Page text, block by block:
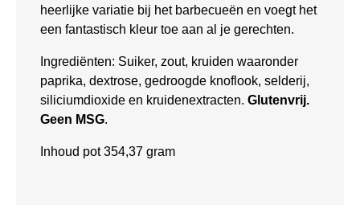
heerlijke variatie bij het barbecueën en voegt het
een fantastisch kleur toe aan al je gerechten.
Ingrediënten: Suiker, zout, kruiden waaronder
paprika, dextrose, gedroogde knoflook, selderij,
siliciumdioxide en kruidenextracten. Glutenvrij.
Geen MSG.
Inhoud pot 354,37 gram